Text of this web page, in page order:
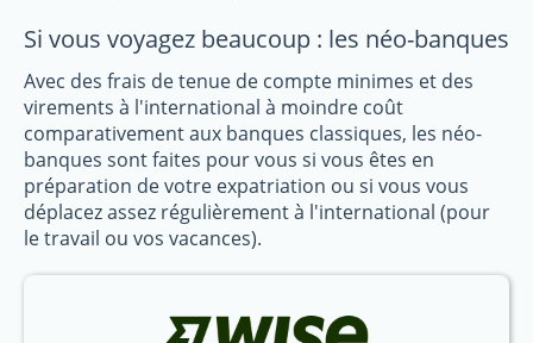
Si vous voyagez beaucoup : les néo-banques
Avec des frais de tenue de compte minimes et des
virements à l'international à moindre coût
comparativement aux banques classiques, les néo-
banques sont faites pour vous si vous êtes en
préparation de votre expatriation ou si vous vous
déplacez assez régulièrement à l'international (pour
le travail ou vos vacances).